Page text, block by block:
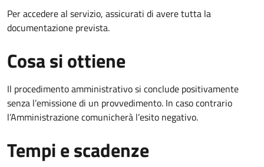
Per accedere al servizio, assicurati di avere tutta la
documentazione prevista.
Cosa si ottiene
Il procedimento amministrativo si conclude positivamente
senza l’emissione di un provvedimento. In caso contrario
l’Amministrazione comunicherà l’esito negativo.
Tempi e scadenze